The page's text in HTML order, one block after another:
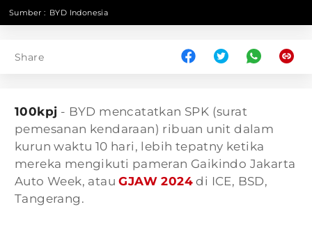
Sumber : BYD Indonesia
Share
100kpj - BYD mencatatkan SPK (surat
pemesanan kendaraan) ribuan unit dalam
kurun waktu 10 hari, lebih tepatny ketika
mereka mengikuti pameran Gaikindo Jakarta
Auto Week, atauGJAW 2024 di ICE, BSD,
Tangerang.